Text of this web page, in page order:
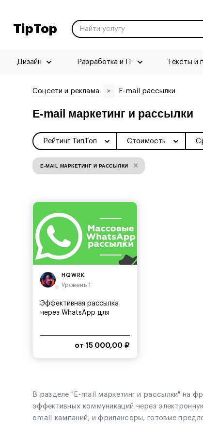
TipTop
Дизайн Разработка и IT Тексты и
Соцсети и реклама > E-mail рассылки
E-mail маркетинг и рассылки
Рейтинг ТипТоп Стоимость
E-MAIL МАРКЕТИНГ И РАССЫЛКИ ×
HQWRK
Уровень 1
Эффективная рассылка
через WhatsApp для
от 15 000,00 ₽
В разделе "E-mail маркетинг и рассылки" на
эффективных коммуникаций через
email-кампаний, и фрилансеры, готовые